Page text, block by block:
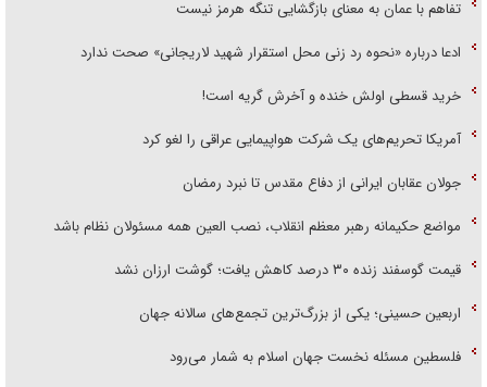
تفاهم با عمان به معنای بازگشایی تنگه هرمز نیست
ادعا درباره «نحوه رد زنی محل استقرار شهید لاریجانی» صحت ندارد
خرید قسطی اولش خنده و آخرش گریه است!
آمریکا تحریم‌های یک شرکت هواپیمایی عراقی را لغو کرد
جولان عقابان ایرانی از دفاع مقدس تا نبرد رمضان
مواضع حکیمانه رهبر معظم انقلاب، نصب العین همه مسئولان نظام باشد
قیمت گوسفند زنده ۳۰ درصد کاهش یافت؛ گوشت ارزان نشد
اربعین حسینی؛ یکی از بزرگ‌ترین تجمع‌های سالانه جهان
فلسطین مسئله نخست جهان اسلام به شمار می‌رود